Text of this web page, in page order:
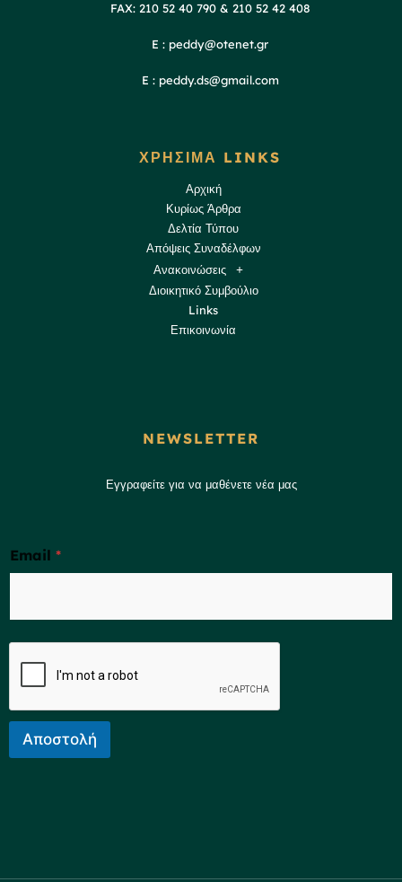
FAX: 210 52 40 790 & 210 52 42 408
E : peddy@otenet.gr
E : peddy.ds@gmail.com
ΧΡΗΣΙΜΑ LINKS
Αρχική
Κυρίως Άρθρα
Δελτία Τύπου
Απόψεις Συναδέλφων
Ανακοινώσεις
Διοικητικό Συμβούλιο
Links
Επικοινωνία
NEWSLETTER
Εγγραφείτε για να μαθένετε νέα μας
Email *
Αποστολή